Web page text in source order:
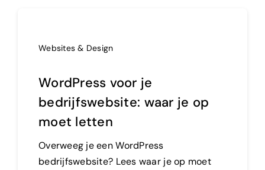
Websites & Design
WordPress voor je
bedrijfswebsite: waar je op
moet letten
Overweeg je een WordPress
bedrijfswebsite? Lees waar je op moet